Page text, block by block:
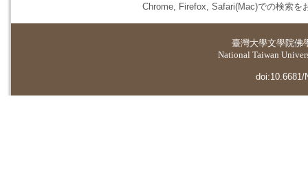
Chrome, Firefox, Safari(Mac)での検索を
臺灣大學文學院佛
National Taiwan
doi:10.6681/